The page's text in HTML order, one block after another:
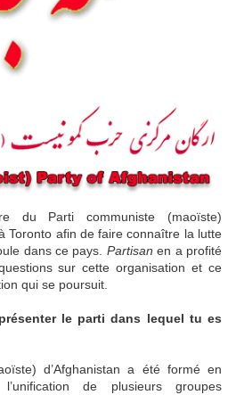
du Parti communiste (maoïste)
Toronto afin de faire connaître la lutte
dans ce pays. Partisan en a profité
sur cette organisation et ce
qui se poursuit.
le parti dans lequel tu es
d’Afghanistan a été formé en
de plusieurs groupes